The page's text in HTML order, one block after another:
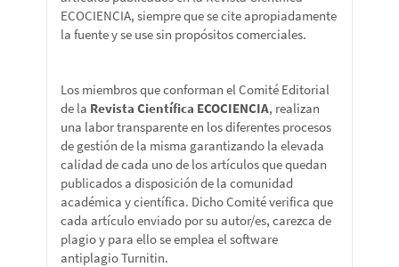
ECOCIENCIA, siempre que se cite apropiadamente
la fuente y se use sin propósitos comerciales.
Los miembros que conforman el Comité Editorial
de la Revista Científica ECOCIENCIA, realizan
una labor transparente en los diferentes procesos
de gestión de la misma garantizando la elevada
calidad de cada uno de los artículos que quedan
publicados a disposición de la comunidad
académica y científica. Dicho Comité verifica que
cada artículo enviado por su autor/es, carezca de
plagio y para ello se emplea el software
antiplagio Turnitin.